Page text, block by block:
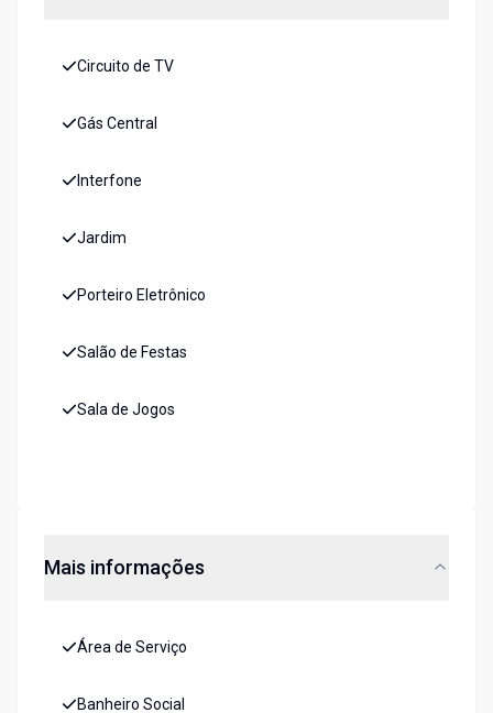
Circuito de TV
Gás Central
Interfone
Jardim
Porteiro Eletrônico
Salão de Festas
Sala de Jogos
Mais informações
Área de Serviço
Banheiro Social